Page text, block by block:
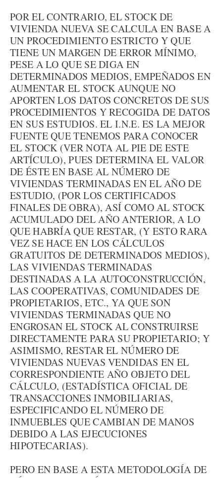
POR EL CONTRARIO, EL STOCK DE
VIVIENDA NUEVA SE CALCULA EN BASE A
UN PROCEDIMIENTO ESTRICTO Y QUE
TIENE UN MARGEN DE ERROR MÍNIMO,
PESE A LO QUE SE DIGA EN
DETERMINADOS MEDIOS, EMPEÑADOS EN
AUMENTAR EL STOCK AUNQUE NO
APORTEN LOS DATOS CONCRETOS DE SUS
PROCEDIMIENTOS Y RECOGIDA DE DATOS
EN SUS ESTUDIOS. EL I.N.E. ES LA MEJOR
FUENTE QUE TENEMOS PARA CONOCER
EL STOCK (VER NOTA AL PIE DE ESTE
ARTÍCULO), PUES DETERMINA EL VALOR
DE ÉSTE EN BASE AL NÚMERO DE
VIVIENDAS TERMINADAS EN EL AÑO DE
ESTUDIO, (POR LOS CERTIFICADOS
FINALES DE OBRA), ASÍ COMO AL STOCK
ACUMULADO DEL AÑO ANTERIOR, A LO
QUE HABRÍA QUE RESTAR, (Y ESTO RARA
VEZ SE HACE EN LOS CÁLCULOS
GRATUITOS DE DETERMINADOS MEDIOS),
LAS VIVIENDAS TERMINADAS
DESTINADAS A LA AUTOCONSTRUCCIÓN,
LAS COOPERATIVAS, COMUNIDADES DE
PROPIETARIOS, ETC., YA QUE SON
VIVIENDAS TERMINADAS QUE NO
ENGROSAN EL STOCK AL CONSTRUIRSE
DIRECTAMENTE PARA SU PROPIETARIO; Y
ASIMISMO, RESTAR EL NÚMERO DE
VIVIENDAS NUEVAS VENDIDAS EN EL
CORRESPONDIENTE AÑO OBJETO DEL
CÁLCULO, (ESTADÍSTICA OFICIAL DE
TRANSACCIONES INMOBILIARIAS,
ESPECIFICANDO EL NÚMERO DE
INMUEBLES QUE CAMBIAN DE MANOS
DEBIDO A LAS EJECUCIONES
HIPOTECARIAS).
PERO EN BASE A ESTA METODOLOGÍA DE